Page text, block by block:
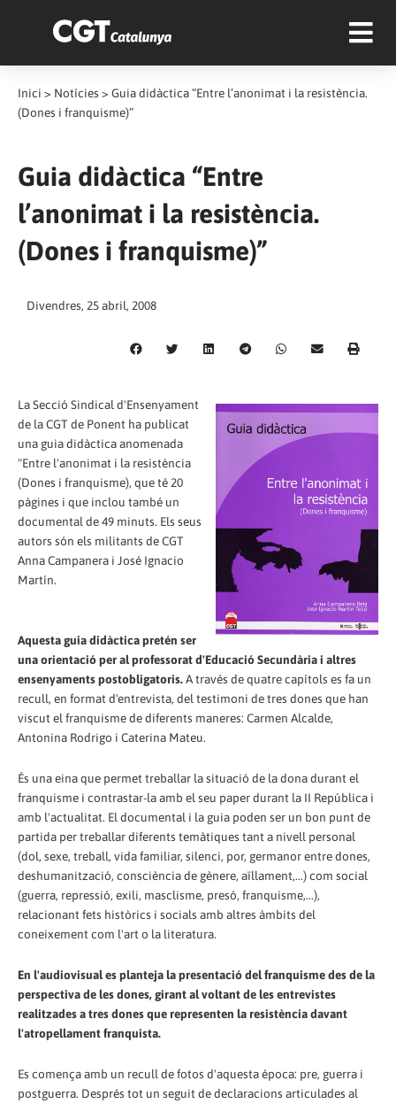
Inici > Notícies > Guia didàctica “Entre l’anonimat i la resistència.
(Dones i franquisme)”
Guia didàctica “Entre
l’anonimat i la resistència.
(Dones i franquisme)”
Divendres, 25 abril, 2008
La Secció Sindical d'Ensenyament
de la CGT de Ponent ha publicat
una guia didàctica anomenada
"Entre l'anonimat i la resistència
(Dones i franquisme), que té 20
pàgines i que inclou també un
documental de 49 minuts. Els seus
autors són els militants de CGT
Anna Campanera i José Ignacio
Martín.
Aquesta guia didàctica pretén ser
una orientació per al professorat d'Educació Secundària i altres
ensenyaments postobligatoris.A través de quatre capítols es fa un
recull, en format d'entrevista, del testimoni de tres dones que han
viscut el franquisme de diferents maneres: Carmen Alcalde,
Antonina Rodrigo i Caterina Mateu.
És una eina que permet treballar la situació de la dona durant el
franquisme i contrastar-la amb el seu paper durant la II República i
amb l'actualitat. El documental i la guia poden ser un bon punt de
partida per treballar diferents temàtiques tant a nivell personal
(dol, sexe, treball, vida familiar, silenci, por, germanor entre dones,
deshumanització, consciència de gènere, aïllament,...) com social
(guerra, repressió, exili, masclisme, presó, franquisme,...),
relacionant fets històrics i socials amb altres àmbits del
coneixement com l'art o la literatura.
En l'audiovisual es planteja la presentació del franquisme des de la
perspectiva de les dones, girant al voltant de les entrevistes
realitzades a tres dones que representen la resistència davant
l'atropellament franquista.
Es comença amb un recull de fotos d'aquesta época: pre, guerra i
postguerra. Després tot un seguit de declaracions articulades al